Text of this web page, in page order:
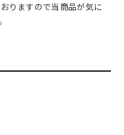
りますので当商品が気に